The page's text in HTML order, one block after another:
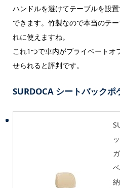
ハンドルを避けてテーブルを設
できます。竹製なので本当のテ
れに使えますね。
これ1つで車内がプライベートオ
せられると評判です。
SURDOCA シートバックポ